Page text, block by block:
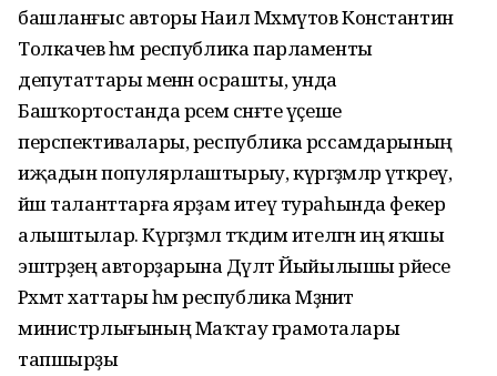
башланғыс авторы Наил Мәхмүтов Константин
Толкачев һәм республика парламенты
депутаттары менән осрашты, унда
Башҡортостанда рәсем сәнғәте үҫеше
перспективалары, республика рәссамдарының
иҗадын популярлаштырыу, күргәҙмәләр үткәреү,
йәш таланттарға ярҙам итеү тураһында фекер
алыштылар. Күргәҙмәлә тәҡдим ителгән иң яҡшы
эштәрҙең авторҙарына Дәүләт Йыйылышы рәйесе
Рәхмәт хаттары һәм республика Мәҙәниәт
министрлығының Маҡтау грамоталары
тапшырҙы